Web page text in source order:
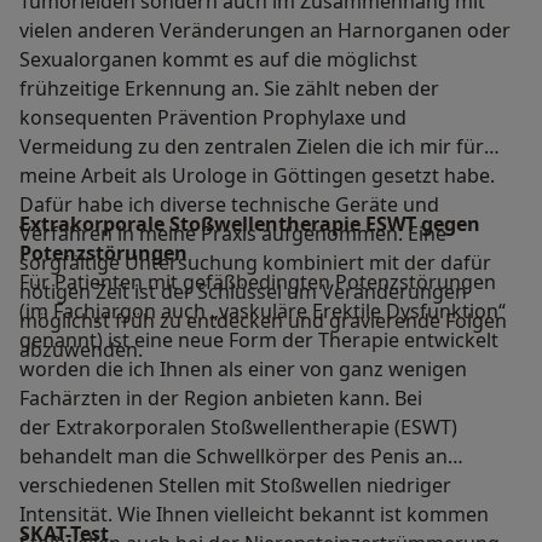
vielen anderen Veränderungen an Harnorganen oder
Sexualorganen kommt es auf die möglichst
frühzeitige Erkennung an. Sie zählt neben der
konsequenten Prävention Prophylaxe und
Vermeidung zu den zentralen Zielen die ich mir für
meine Arbeit als Urologe in Göttingen gesetzt habe.
Dafür habe ich diverse technische Geräte und
Verfahren in meine Praxis aufgenommen. Eine
sorgfältige Untersuchung kombiniert mit der dafür
nötigen Zeit ist der Schlüssel um Veränderungen
möglichst früh zu entdecken und gravierende Folgen
abzuwenden.
Extrakorporale Stoßwellentherapie ESWT gegen
Potenzstörungen
Für Patienten mit gefäßbedingten Potenzstörungen
(im Fachjargon auch „vaskuläre Erektile Dysfunktion“
genannt) ist eine neue Form der Therapie entwickelt
worden die ich Ihnen als einer von ganz wenigen
Fachärzten in der Region anbieten kann. Bei
der Extrakorporalen Stoßwellentherapie (ESWT)
behandelt man die Schwellkörper des Penis an
verschiedenen Stellen mit Stoßwellen niedriger
Intensität. Wie Ihnen vielleicht bekannt ist kommen
SKAT-Test